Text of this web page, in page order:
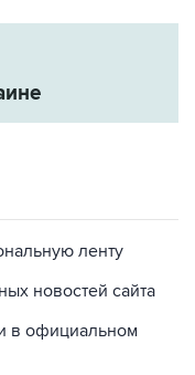
ленту
новостей сайта
в официальном